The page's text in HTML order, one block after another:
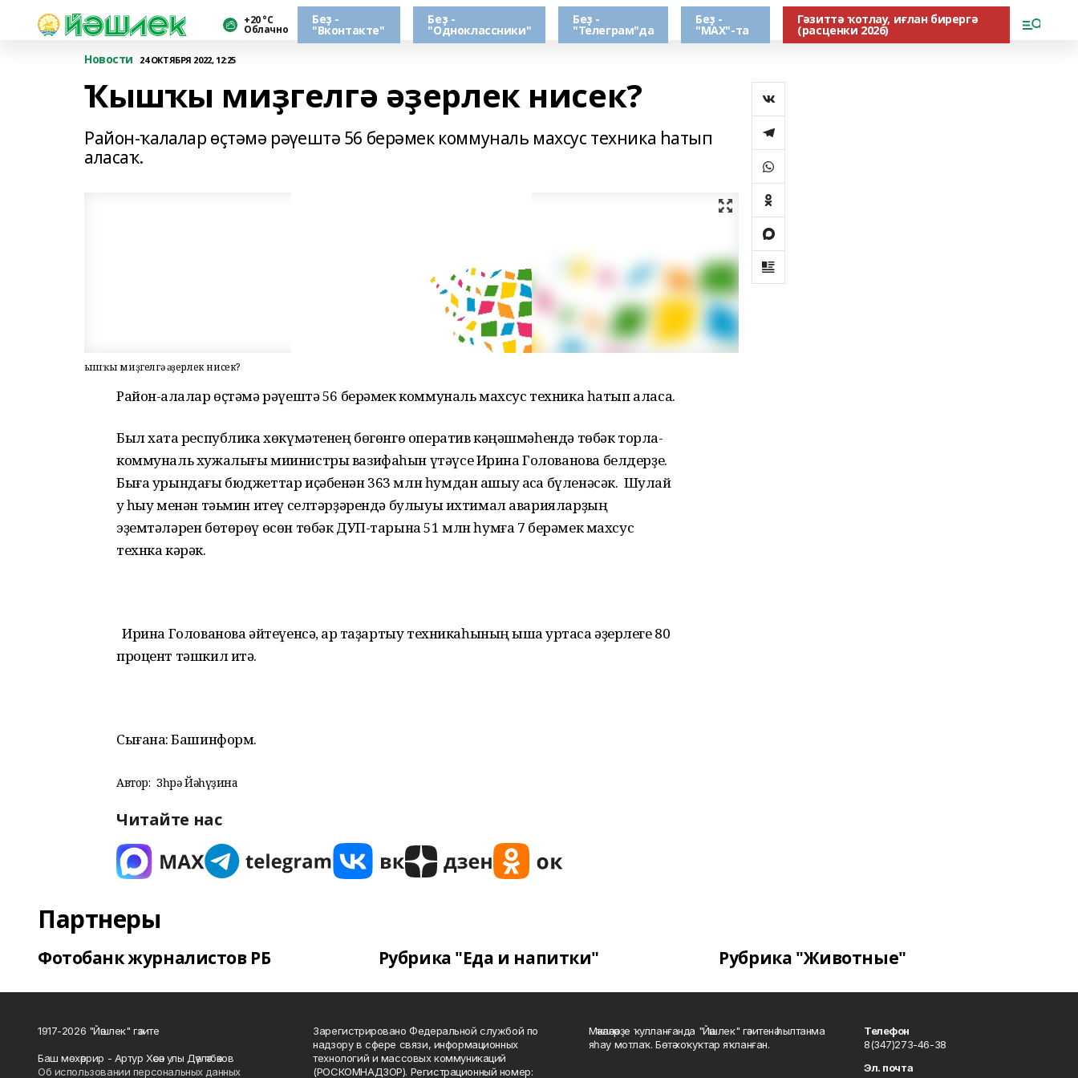
+20 °С
Облачно
Беҙ -
"Вконтакте"
Беҙ -
"Одноклассники"
Беҙ -
"Телеграм"да
Беҙ -
"МАХ"-та
Гәзиттә ҡотлау, иғлан бирергә
(расценки 2026)
Новости
24 ОКТЯБРЯ 2022, 12:25
Ҡышҡы миҙгелгә әҙерлек нисек?
Район-ҡалалар өҫтәмә рәүештә 56 берәмек коммуналь махсус техника һатып
аласаҡ.
Ҡышҡы миҙгелгә әҙерлек нисек?
Район-ҡалалар өҫтәмә рәүештә 56 берәмек коммуналь махсус техника һатып аласаҡ.
Был хаҡта республика хөкүмәтенең бөгөнгө оператив кәңәшмәһендә төбәк торлаҡ-
коммуналь хужалығы миинистры вазифаһын үтәүсе Ирина Голованова белдерҙе.
Быға урындағы бюджеттар иҫәбенән 363 млн һумдан ашыу аҡса бүленәсәк. Шулай
уҡ һыу менән тәьмин итеү селтәрҙәрендә булыуы ихтимал аварияларҙың
эҙемтәләрен бөтөрөү өсөн төбәк ДУП-тарына 51 млн һумға 7 берәмек махсус
технка кәрәк.
Ирина Голованова әйтеүенсә, ҡар таҙартыу техникаһының ҡышҡа уртаса әҙерлеге 80
процент тәшкил итә.
Сығанаҡ: Башинформ.
Автор: Зөһрә Йәһүҙина
Читайте нас
Партнеры
Фотобанк журналистов РБ Рубрика "Еда и напитки" Рубрика "Животные"
1917-2026 "Йәшлек" гәзите
Баш мөхәррир - Артур Хәсән улы Дәүләтбәков
Об использовании персональных данных
Зарегистрировано Федеральной службой по
надзору в сфере связи, информационных
технологий и массовых коммуникаций
(РОСКОМНАДЗОР). Регистрационный номер:
Мәҡәләләрҙе ҡулланғанда "Йәшлек" гәзитенә һылтанма
яһау мотлаҡ. Бөтә хоҡуҡтар яҡланған.
Телефон
8(347)273-46-38
Эл. почта